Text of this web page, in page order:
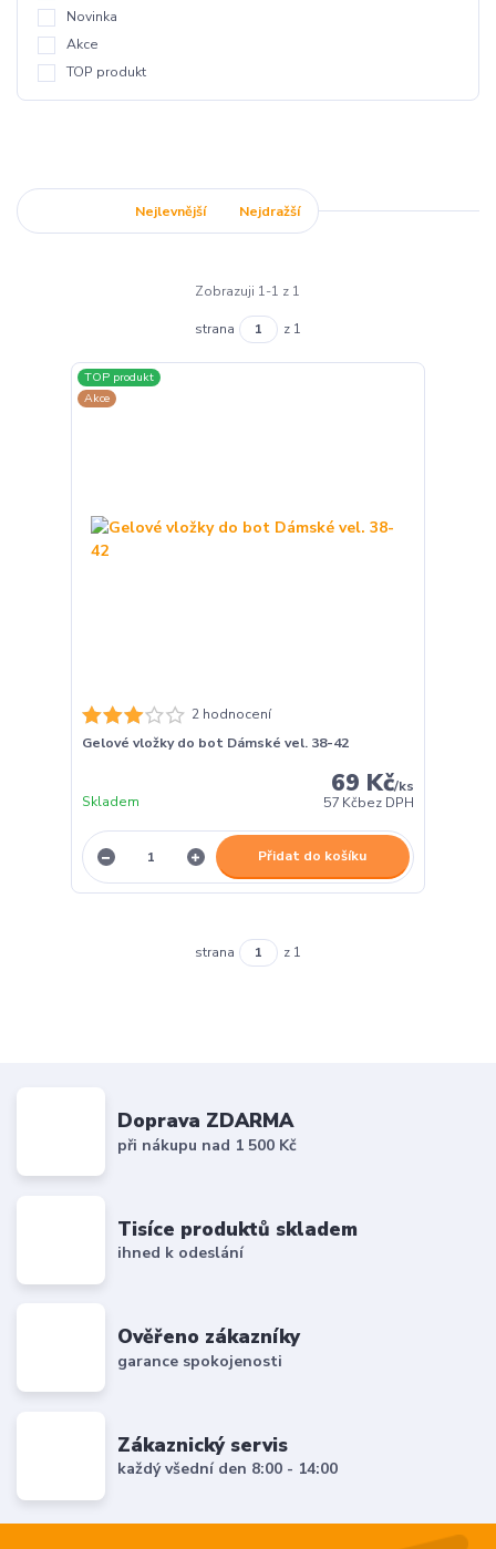
Novinka
Akce
TOP produkt
Nejlevnější Nejdražší
Zobrazuji 1-1 z 1
strana z 1
TOP produkt
Akce
2 hodnocení
Gelové vložky do bot Dámské vel. 38-42
69 Kč/ks
57 Kčbez DPH
Skladem
Přidat do košíku
strana z 1
Doprava ZDARMA
při nákupu nad 1 500 Kč
Tisíce produktů skladem
ihned k odeslání
Ověřeno zákazníky
garance spokojenosti
Zákaznický servis
každý všední den 8:00 - 14:00